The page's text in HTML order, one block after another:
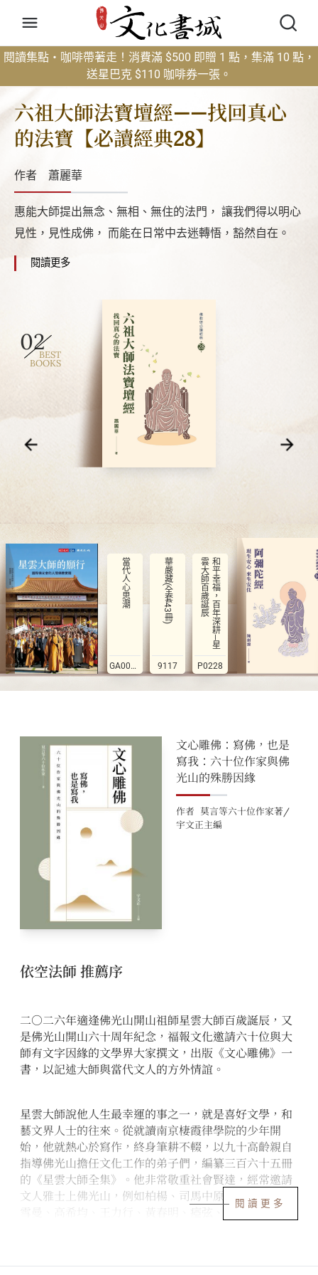
閱讀集點・咖啡帶著走！消費滿 $500 即贈 1 點，集滿 10 點，
送星巴克 $110 咖啡券一張。
六祖大師法寶壇經——找回真心
的法寶【必讀經典28】
作者 蕭麗華
惠能大師提出無念、無相、無住的法門， 讓我們得以明心
見性，見性成佛， 而能在日常中去迷轉悟，豁然自在。
閱讀更多
02BEST
BOOKS
當代人心思潮
GA0022A
華嚴藏(全套43冊)
9117
和
平
幸
福
，
百
年
深
耕
—
星
雲
大
師
百
歲
誕
辰
P0228
文心雕佛：寫佛，也是
寫我：六十位作家與佛
光山的殊勝因緣
作者 莫言等六十位作家著/
宇文正主編
依空法師 推薦序
二○二六年適逢佛光山開山祖師星雲大師百歲誕辰，又
是佛光山開山六十周年紀念，福報文化邀請六十位與大
師有文字因緣的文學界大家撰文，出版《文心雕佛》一
書，以記述大師與當代文人的方外情誼。
星雲大師說他人生最幸運的事之一，就是喜好文學，和
藝文界人士的往來。從就讀南京棲霞律學院的少年開
始，他就熱心於寫作，終身筆耕不輟，以九十高齡親自
指導佛光山擔任文化工作的弟子們，編纂三百六十五冊
的《星雲大師全集》。他非常敬重社會賢達，經常邀請
文人雅士上佛光山，例如柏楊、司馬中原、余光中、尹
雪曼、高希均、王力行、黃春明、瘂弦、莫言、余秋
閱讀更多